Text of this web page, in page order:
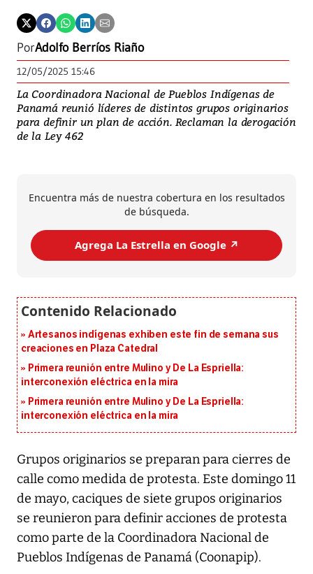
PorAdolfo Berríos Riaño
12/05/2025 15:46
La Coordinadora Nacional de Pueblos Indígenas de
Panamá reunió líderes de distintos grupos originarios
para definir un plan de acción. Reclaman la derogación
de la Ley 462
Encuentra más de nuestra cobertura en los resultados
de búsqueda.
Agrega La Estrella en Google ↗️
Artesanos indígenas exhiben este fin de semana sus
creaciones en Plaza Catedral
Primera reunión entre Mulino y De La Espriella:
interconexión eléctrica en la mira
Primera reunión entre Mulino y De La Espriella:
interconexión eléctrica en la mira
Grupos originarios se preparan para cierres de
calle como medida de protesta. Este domingo 11
de mayo, caciques de siete grupos originarios
se reunieron para definir acciones de protesta
como parte de la Coordinadora Nacional de
Pueblos Indígenas de Panamá (Coonapip).